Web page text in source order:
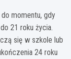
momentu, gdy
21 roku życia.
się w szkole lub
24 roku